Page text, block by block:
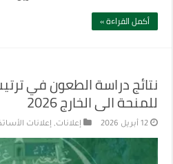
أكمل القراءة »
نتائج دراسة الطعون في
للمنحة الى الخارج 2026
12 أبريل 2026 إعلانات, إعلانات